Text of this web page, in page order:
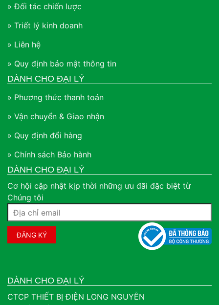
» Đối tác chiến lược
» Triết lý kinh doanh
» Liên hệ
» Quy định bảo mật thông tin
DÀNH CHO ĐẠI LÝ
» Phương thức thanh toán
» Vận chuyển & Giao nhận
» Quy định đổi hàng
» Chính sách Bảo hành
DÀNH CHO ĐẠI LÝ
Cơ hội cập nhật kịp thời những ưu đãi đặc biệt từ
Chúng tôi
DÀNH CHO ĐẠI LÝ
CTCP THIẾT BỊ ĐIỆN LONG NGUYỄN